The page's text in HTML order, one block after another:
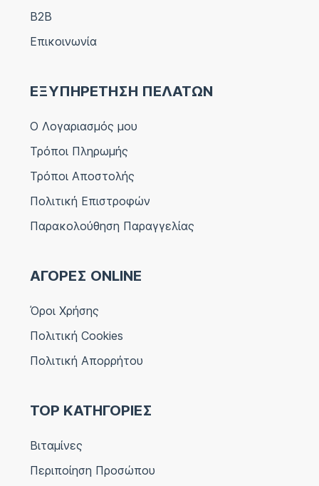
B2B
Επικοινωνία
ΕΞΥΠΗΡΕΤΗΣΗ ΠΕΛΑΤΩΝ
Ο Λογαριασμός μου
Τρόποι Πληρωμής
Τρόποι Αποστολής
Πολιτική Επιστροφών
Παρακολούθηση Παραγγελίας
ΑΓΟΡΕΣ ONLINE
Όροι Χρήσης
Πολιτική Cookies
Πολιτική Απορρήτου
TOP ΚΑΤΗΓΟΡΙΕΣ
Βιταμίνες
Περιποίηση Προσώπου